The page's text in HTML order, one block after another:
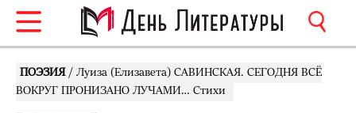
ПОЭЗИЯ / Луиза (Елизавета) САВИНСКАЯ. СЕГОДНЯ ВСЁ
ВОКРУГ ПРОНИЗАНО ЛУЧАМИ… Стихи